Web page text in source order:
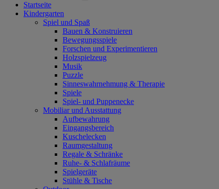
Startseite
Kindergarten
Spiel und Spaß
Bauen & Konstruieren
Bewegungsspiele
Forschen und Experimentieren
Holzspielzeug
Musik
Puzzle
Sinneswahrnehmung & Therapie
Spiele
Spiel- und Puppenecke
Mobiliar und Ausstattung
Aufbewahrung
Eingangsbereich
Kuschelecken
Raumgestaltung
Regale & Schränke
Ruhe- & Schlafräume
Spielgeräte
Stühle & Tische